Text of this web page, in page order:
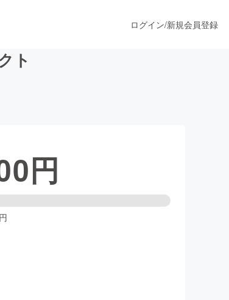
ファッション
ログイン/新規会員登録
ト
円